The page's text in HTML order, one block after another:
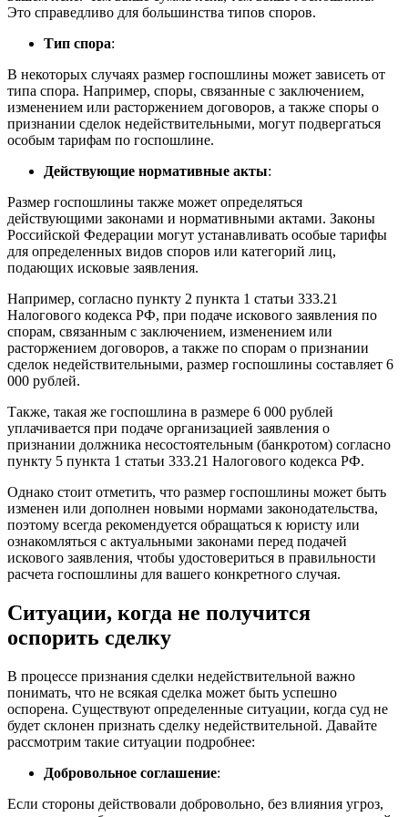
Это справедливо для большинства типов споров.
Тип спора:
В некоторых случаях размер госпошлины может зависеть от
типа спора. Например, споры, связанные с заключением,
изменением или расторжением договоров, а также споры о
признании сделок недействительными, могут подвергаться
особым тарифам по госпошлине.
Действующие нормативные акты:
Размер госпошлины также может определяться
действующими законами и нормативными актами. Законы
Российской Федерации могут устанавливать особые тарифы
для определенных видов споров или категорий лиц,
подающих исковые заявления.
Например, согласно пункту 2 пункта 1 статьи 333.21
Налогового кодекса РФ, при подаче искового заявления по
спорам, связанным с заключением, изменением или
расторжением договоров, а также по спорам о признании
сделок недействительными, размер госпошлины составляет 6
000 рублей.
Также, такая же госпошлина в размере 6 000 рублей
уплачивается при подаче организацией заявления о
признании должника несостоятельным (банкротом) согласно
пункту 5 пункта 1 статьи 333.21 Налогового кодекса РФ.
Однако стоит отметить, что размер госпошлины может быть
изменен или дополнен новыми нормами законодательства,
поэтому всегда рекомендуется обращаться к юристу или
ознакомляться с актуальными законами перед подачей
искового заявления, чтобы удостовериться в правильности
расчета госпошлины для вашего конкретного случая.
Ситуации, когда не получится
оспорить сделку
В процессе признания сделки недействительной важно
понимать, что не всякая сделка может быть успешно
оспорена. Существуют определенные ситуации, когда суд не
будет склонен признать сделку недействительной. Давайте
рассмотрим такие ситуации подробнее:
Добровольное соглашение:
Если стороны действовали добровольно, без влияния угроз,